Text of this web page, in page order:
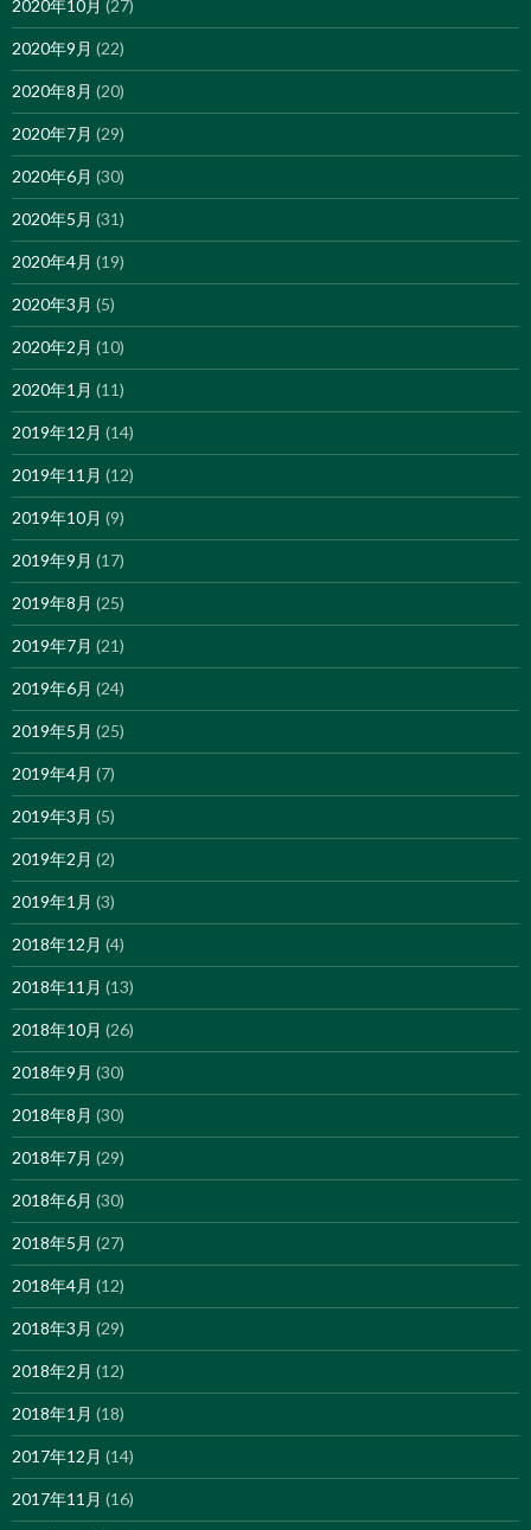
2020年10月 (27)
2020年9月 (22)
2020年8月 (20)
2020年7月 (29)
2020年6月 (30)
2020年5月 (31)
2020年4月 (19)
2020年3月 (5)
2020年2月 (10)
2020年1月 (11)
2019年12月 (14)
2019年11月 (12)
2019年10月 (9)
2019年9月 (17)
2019年8月 (25)
2019年7月 (21)
2019年6月 (24)
2019年5月 (25)
2019年4月 (7)
2019年3月 (5)
2019年2月 (2)
2019年1月 (3)
2018年12月 (4)
2018年11月 (13)
2018年10月 (26)
2018年9月 (30)
2018年8月 (30)
2018年7月 (29)
2018年6月 (30)
2018年5月 (27)
2018年4月 (12)
2018年3月 (29)
2018年2月 (12)
2018年1月 (18)
2017年12月 (14)
2017年11月 (16)